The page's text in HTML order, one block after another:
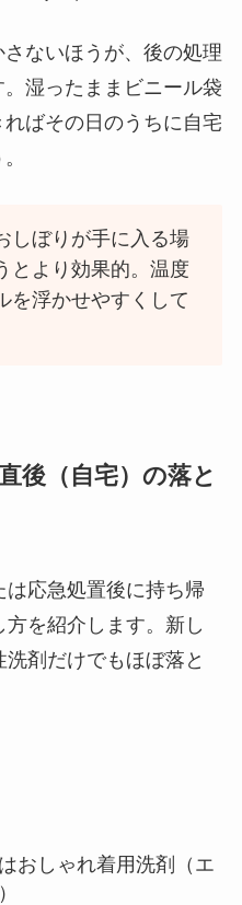
ないほうが、後の処理
湿ったままビニール袋
ばその日のうちに自宅
しぼりが手に入る場
とより効果的。温度
を浮かせやすくして
後（自宅）の落と
応急処置後に持ち帰
を紹介します。新し
剤だけでもほぼ落と
おしゃれ着用洗剤（エ